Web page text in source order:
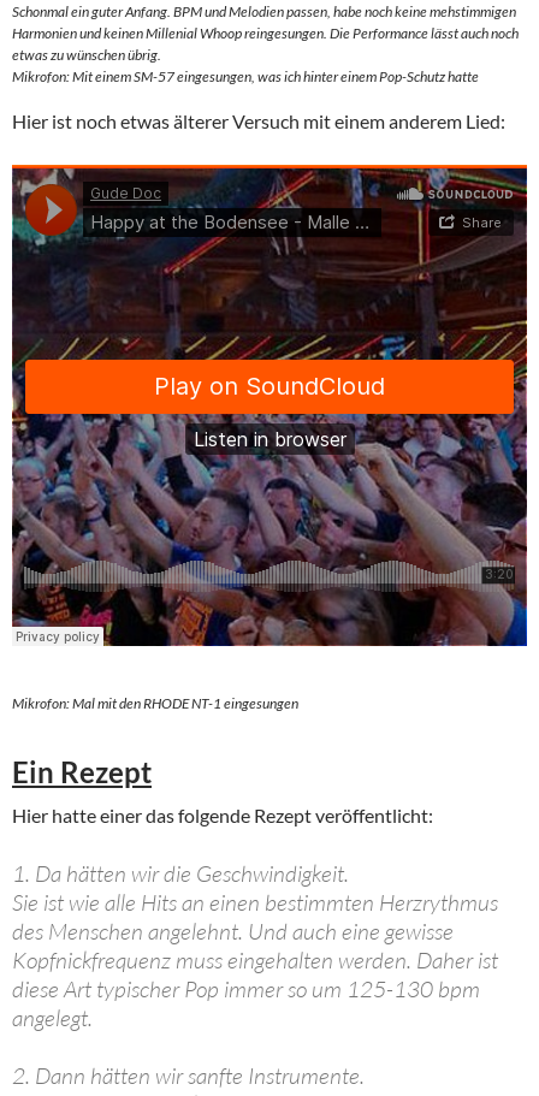
Schonmal ein guter Anfang. BPM und Melodien passen, habe noch keine mehstimmigen
Harmonien und keinen Millenial Whoop reingesungen. Die Performance lässt auch noch
etwas zu wünschen übrig.
Mikrofon: Mit einem SM-57 eingesungen, was ich hinter einem Pop-Schutz hatte
Hier ist noch etwas älterer Versuch mit einem anderem Lied:
Mikrofon: Mal mit den RHODE NT-1 eingesungen
Ein Rezept
Hier hatte einer das folgende Rezept veröffentlicht:
1. Da hätten wir die Geschwindigkeit.
Sie ist wie alle Hits an einen bestimmten Herzrythmus
des Menschen angelehnt. Und auch eine gewisse
Kopfnickfrequenz muss eingehalten werden. Daher ist
diese Art typischer Pop immer so um 125-130 bpm
angelegt.
2. Dann hätten wir sanfte Instrumente.